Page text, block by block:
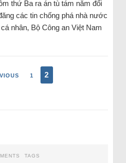
thứ Ba ra án tù tám năm đối
các tin chống phá nhà nước
nhân, Bộ Công an Việt Nam
1 2
TAGS